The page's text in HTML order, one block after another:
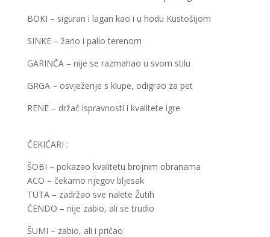
BOKI – siguran i lagan kao i u hodu Kustošijom
SINKE – žario i palio terenom
GARINČA – nije se razmahao u svom stilu
GRGA – osvježenje s klupe, odigrao za pet
RENE – držač ispravnosti i kvalitete igre
ČEKIĆARI :
ŠOBI – pokazao kvalitetu brojnim obranama
ACO – čekamo njegov bljesak
TUTA – zadržao sve nalete Žutih
ĆENDO – nije zabio, ali se trudio
ŠUMI – zabio, ali i pričao